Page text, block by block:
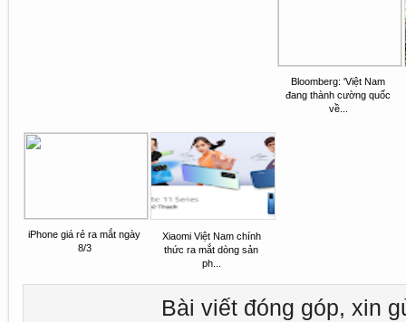
Bloomberg: 'Việt Nam
đang thành cường quốc
về...
iPhone giá rẻ ra mắt ngày
8/3
Xiaomi Việt Nam chính
thức ra mắt dòng sản
ph...
Bài viết đóng góp, xin